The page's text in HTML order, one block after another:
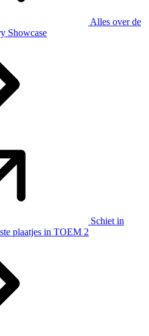
Alles over de
Showcase
Schiet in
plaatjes in TOEM 2